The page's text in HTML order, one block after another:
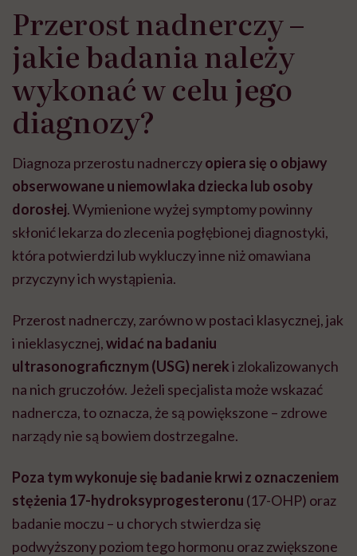
Przerost nadnerczy –
jakie badania należy
wykonać w celu jego
diagnozy?
Diagnoza przerostu nadnerczyopiera się o objawy
obserwowane u niemowlaka dziecka lub osoby
dorosłej. Wymienione wyżej symptomy powinny
skłonić lekarza do zlecenia pogłębionej diagnostyki,
która potwierdzi lub wykluczy inne niż omawiana
przyczyny ich wystąpienia.
Przerost nadnerczy, zarówno w postaci klasycznej, jak
i nieklasycznej,widać na badaniu
ultrasonograficznym (USG) nereki zlokalizowanych
na nich gruczołów. Jeżeli specjalista może wskazać
nadnercza, to oznacza, że są powiększone – zdrowe
narządy nie są bowiem dostrzegalne.
Poza tym wykonuje się badanie krwi z oznaczeniem
stężenia 17-hydroksyprogesteronu (17-OHP) oraz
badanie moczu – u chorych stwierdza się
podwyższony poziom tego hormonu oraz zwiększone